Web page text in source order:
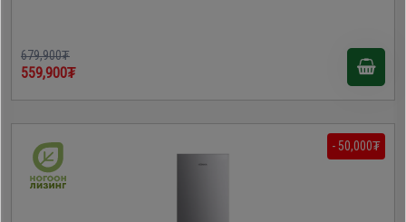
679,900₮
559,900₮
- 50,000₮